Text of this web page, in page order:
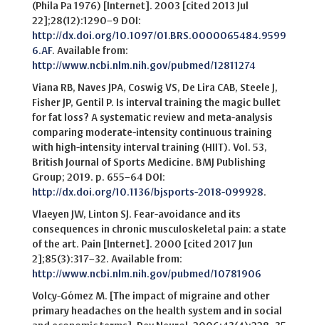
(Phila Pa 1976) [Internet]. 2003 [cited 2013 Jul
22];28(12):1290–9 DOI:
http://dx.doi.org/10.1097/01.BRS.0000065484.9599
6.AF. Available from:
http://www.ncbi.nlm.nih.gov/pubmed/12811274
Viana RB, Naves JPA, Coswig VS, De Lira CAB, Steele J,
Fisher JP, Gentil P. Is interval training the magic bullet
for fat loss? A systematic review and meta-analysis
comparing moderate-intensity continuous training
with high-intensity interval training (HIIT). Vol. 53,
British Journal of Sports Medicine. BMJ Publishing
Group; 2019. p. 655–64 DOI:
http://dx.doi.org/10.1136/bjsports-2018-099928.
Vlaeyen JW, Linton SJ. Fear-avoidance and its
consequences in chronic musculoskeletal pain: a state
of the art. Pain [Internet]. 2000 [cited 2017 Jun
2];85(3):317–32. Available from:
http://www.ncbi.nlm.nih.gov/pubmed/10781906
Volcy-Gómez M. [The impact of migraine and other
primary headaches on the health system and in social